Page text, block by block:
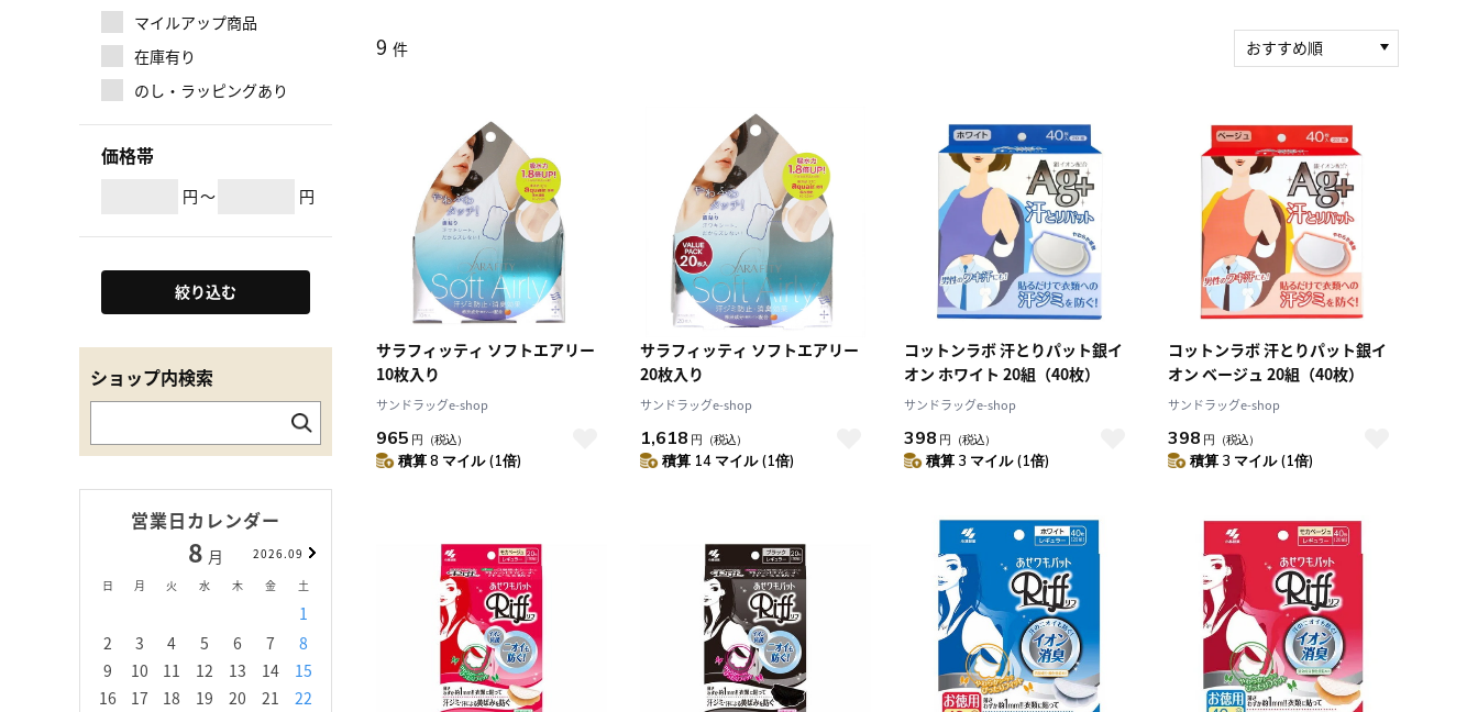
マイルアップ商品
在庫有り
のし・ラッピングあり
価格帯
円～ 円
絞り込む
ショップ内検索
営業日カレンダー
8 月
2026.09
日
月 火 水 木 金 土
1
2
3 4 5 6 7
8
9
10 11 12 13 14
15
16
17 18 19 20 21
22
9
2026.10
水 木 金
2 3 4
9 10 11
16 17 18
23 24 25
10月
2026.11
水 木 金
1 2
3
7 8 9
10
14 15 16
17
21 22 23
24
9 件
おすすめ順
順）
人気順
レビュー件数（多い
順）
レビュー評価（高い
順）
価格（安い順）
価格（高い順）
サラフィッティ ソフトエアリー
10枚入り
サンドラッグe-shop
965 円 （税込）
積算 8 マイル (1倍)
サラフィッティ ソフトエアリー
20枚入り
サンドラッグe-shop
1,618 円 （税込）
積算 14 マイル (1倍)
コットンラボ 汗とりパット銀イ
オン ホワイト 20組（40枚）
サンドラッグe-shop
398 円 （税込）
積算 3 マイル (1倍)
コットンラボ 汗とりパット銀イ
オン ベージュ 20組（40枚）
サンドラッグe-shop
398 円 （税込）
積算 3 マイル (1倍)